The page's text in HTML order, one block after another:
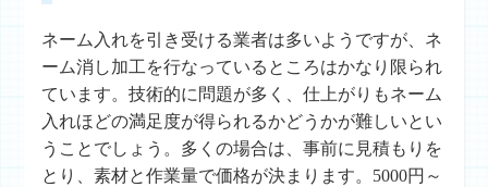
ネーム入れを引き受ける業者は多いようですが、ネ
ーム消し加工を行なっているところはかなり限られ
ています。技術的に問題が多く、仕上がりもネーム
入れほどの満足度が得られるかどうかが難しいとい
うことでしょう。多くの場合は、事前に見積もりを
とり、素材と作業量で価格が決まります。5000円～